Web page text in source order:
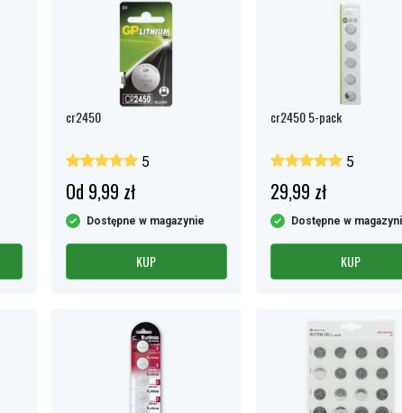
cr2450
5
Od 9,99 zł
Dostępne w magazynie
KUP
cr2450 5-pack
5
29,99 zł
Dostępne w
KUP